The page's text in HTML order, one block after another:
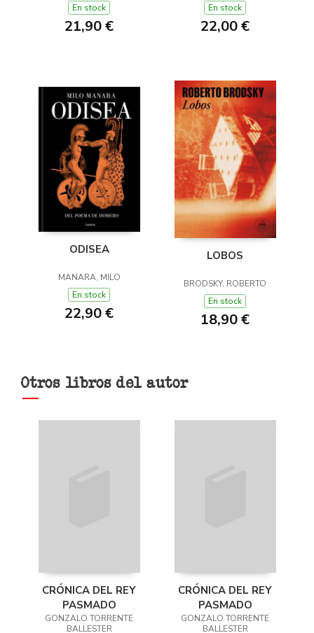
En stock
21,90 €
En stock
22,00 €
ODISEA
MANARA, MILO
En stock
22,90 €
LOBOS
BRODSKY, ROBERTO
En stock
18,90 €
Otros libros del autor
CRÓNICA DEL REY
PASMADO
GONZALO TORRENTE
BALLESTER
CRÓNICA DEL REY
PASMADO
GONZALO TORRENTE
BALLESTER